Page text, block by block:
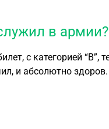
в армии?
здоров. Возьмут ли меня,